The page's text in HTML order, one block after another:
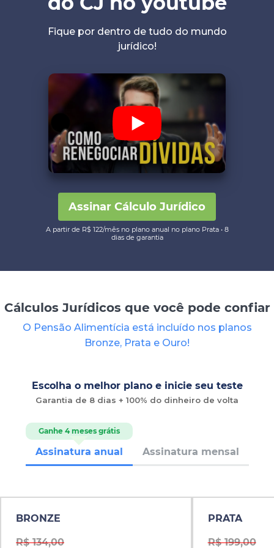
Fique por dentro de tudo do mundo
jurídico!
Assinar Cálculo Jurídico
A partir de R$ 122/mês no plano anual no plano Prata • 8
dias de garantia
Cálculos Jurídicos que você pode confiar
O Pensão Alimentícia está incluído nos planos
Bronze, Prata e Ouro!
Escolha o melhor plano e inicie seu teste
Garantia de 8 dias + 100% do dinheiro de volta
Ganhe 4 meses grátis
Assinatura anual Assinatura mensal
BRONZE
R$ 134,00
PRATA
R$ 199,00